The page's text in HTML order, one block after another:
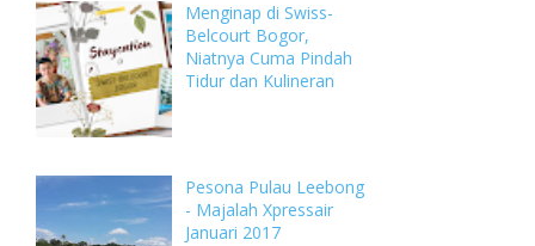
Menginap di Swiss-
Belcourt Bogor,
Niatnya Cuma Pindah
Tidur dan Kulineran
Pesona Pulau Leebong
- Majalah Xpressair
Januari 2017